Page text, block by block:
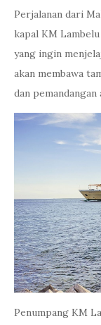
Perjalanan dari
kapal KM
yang ingin
akan membawa
dan pemandangan
Penumpang KM